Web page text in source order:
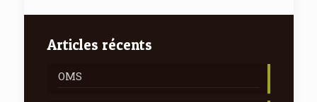
Articles récents
OMS